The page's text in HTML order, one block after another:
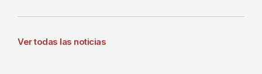
Ver todas las noticias